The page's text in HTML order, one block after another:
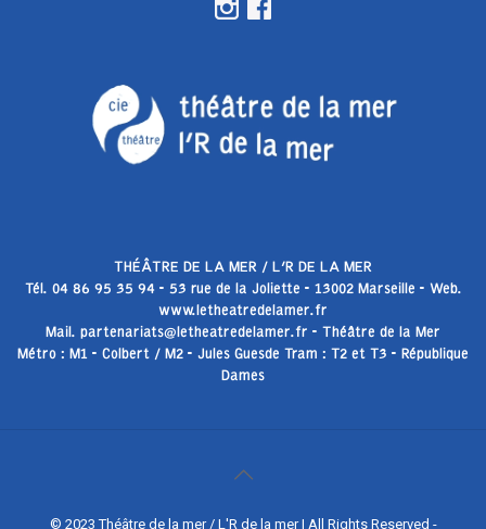
THÉÂTRE DE LA MER / L’R DE LA MER
Tél. 04 86 95 35 94 - 53 rue de la Joliette - 13002 Marseille - Web.
www.letheatredelamer.fr
Mail. partenariats@letheatredelamer.fr - Théâtre de la Mer
Métro : M1 - Colbert / M2 - Jules Guesde Tram : T2 et T3 - République
Dames
© 2023 Théâtre de la mer / L'R de la mer | All Rights Reserved -